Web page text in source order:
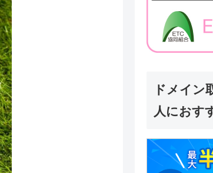
ドメイン
人におす